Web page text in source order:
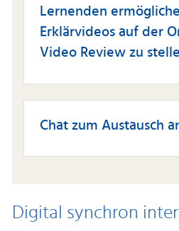
Lernenden
Erklärvideos auf der
Video Review zu
Chat zum Austausch
Digital synchron